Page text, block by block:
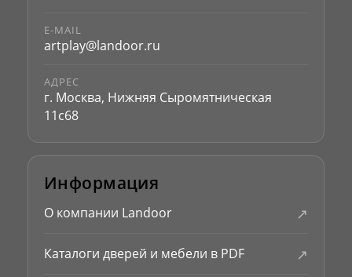
E-MAIL
artplay@landoor.ru
АДРЕС
г. Москва, Нижняя Сыромятническая
11с68
Информация
О компании Landoor ↗
Каталоги дверей и мебели в PDF ↗